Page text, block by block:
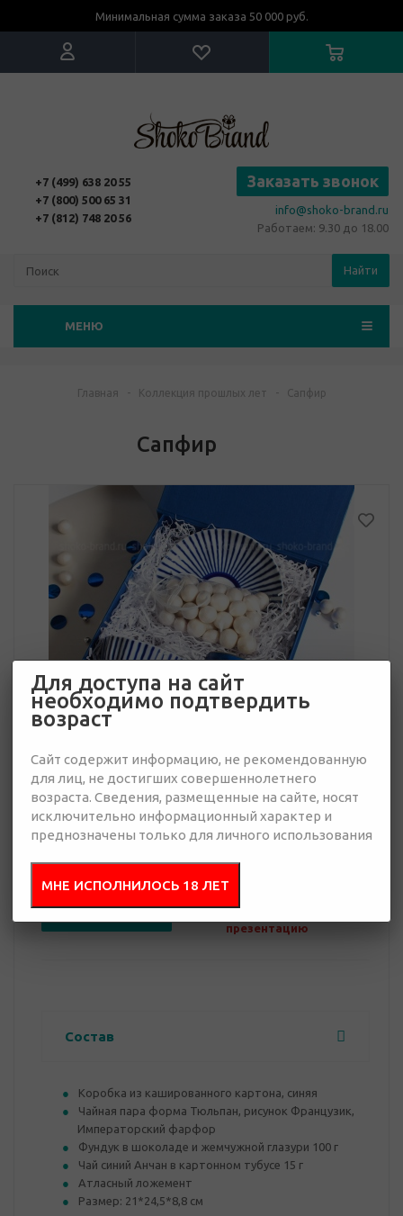
Минимальная сумма заказа 50 000 руб.
+7 (499) 638 20 55
+7 (800) 500 65 31
+7 (812) 748 20 56
Заказать звонок
info@shoko-brand.ru
Работаем: 9.30 до 18.00
Найти
МЕНЮ
Главная - Коллекция прошлых лет - Сапфир
Сапфир
презентацию
Состав
Коробка из кашированного картона, синяя
Чайная пара форма Тюльпан, рисунок Французик,
Императорский фарфор
Фундук в шоколаде и жемчужной глазури 100 г
Чай синий Анчан в картонном тубусе 15 г
Атласный ложемент
Размер: 21*24,5*8,8 см
Для доступа на сайт
необходимо подтвердить
возраст
Сайт содержит информацию, не рекомендованную
для лиц, не достигших совершеннолетнего
возраста. Сведения, размещенные на сайте, носят
исключительно информационный характер и
преднозначены только для личного использования
МНЕ ИСПОЛНИЛОСЬ 18 ЛЕТ